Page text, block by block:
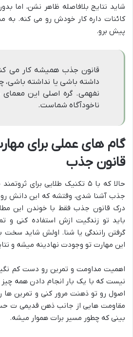
شاید نتایج بلافاصله ظاهر نشن، اما
کائنات داره کار خودش رو می کنه. به
پیش برو.
قانون جذب همیشه کار می
داشته باشی یا نداشته باشی،
نفهمی. گره اصلی این
ناخودآگاه شماست.
گام های عملی برای
قانون جذب
حالا که با ۵ تکنیک طلایی برای
جذب آشنا شدی، وقتشه که این دانش
درک قانون جذب فقط با خوندن این
باید تو زندگیت ازش استفاده کنی و
گرفتن رانندگی یا شنا. اولش شاید سخت
این مهارت تو وجودت نهادینه میشه و
اهمیت مداومت و تمرین رو دست کم
نیست که با یک بار انجام دادن همه
اصول رو تو ذهنت مرور کنی و تمرین ها
مقاومت هایی از جانب ذهن قدیمی ت حس
بینی که چطور مسیر برات هموار میشه.